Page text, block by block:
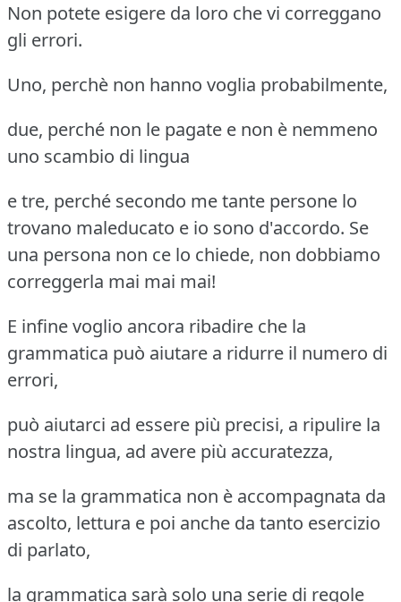
Non potete esigere da loro che vi correggano
gli errori.
Uno, perchè non hanno voglia probabilmente,
due, perché non le pagate e non è nemmeno
uno scambio di lingua
e tre, perché secondo me tante persone lo
trovano maleducato e io sono d'accordo. Se
una persona non ce lo chiede, non dobbiamo
correggerla mai mai mai!
E infine voglio ancora ribadire che la
grammatica può aiutare a ridurre il numero di
errori,
può aiutarci ad essere più precisi, a ripulire la
nostra lingua, ad avere più accuratezza,
ma se la grammatica non è accompagnata da
ascolto, lettura e poi anche da tanto esercizio
di parlato,
la grammatica sarà solo una serie di regole